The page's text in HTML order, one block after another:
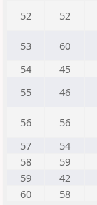
52
52
53 60
54
45
55
46
56 56
57
54
58
59
59
42
60
58